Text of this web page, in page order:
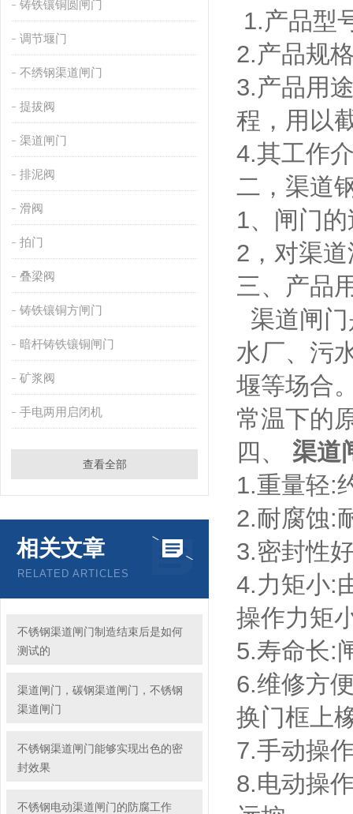
铸铁镶铜圆闸门
调节堰门
不绣钢渠道闸门
提拔阀
渠道闸门
排泥阀
滑阀
拍门
叠梁阀
铸铁镶铜方闸门
暗杆铸铁镶铜闸门
矿浆阀
手电两用启闭机
查看全部
相关文章
RELATED ARTICLES
不锈钢渠道闸门制造结束后是如何
测试的
渠道闸门，碳钢渠道闸门，不锈钢
渠道闸门
不锈钢渠道闸门能够实现出色的密
封效果
不锈钢电动渠道闸门的防腐工作
1.产品型
2.产品规
3.产品用
程，用以
4.其工作
二，渠道
1、闸门
2，对渠
三、产品
渠道闸
水厂、污
堰等场合
常温下的
四、 渠道
1.重量轻:
2.耐腐蚀:
3.密封性
4.力矩小:
操作力矩
5.寿命长:
6.维修方
换门框上
7.手动操
8.电动操